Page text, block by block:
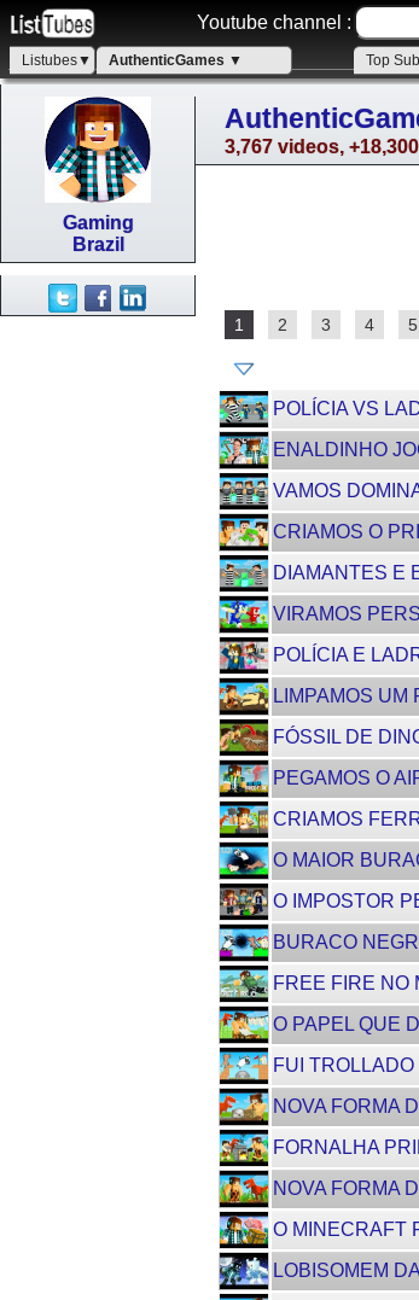
Youtube channel :
Listubes▼ AuthenticGames ▼ Top
Gaming
Brazil
3,767 videos,
1 2 3 4 5
POLÍCIA VS
ENALDINHO
VAMOS
CRIAMOS O
DIAMANTES E
VIRAMOS
POLÍCIA E
LIMPAMOS UM
FÓSSIL DE
PEGAMOS O
CRIAMOS
O MAIOR
O IMPOSTOR
BURACO
FREE FIRE NO
O PAPEL QUE
FUI
NOVA FORMA
FORNALHA
NOVA FORMA
O MINECRAFT
LOBISOMEM